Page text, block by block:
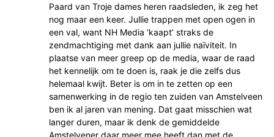
Paard van Troje dames heren raadsleden, ik zeg het
nog maar een keer. Jullie trappen met open ogen in
een val, want NH Media ‘kaapt’ straks de
zendmachtiging met dank aan jullie naïviteit. In
plaatse van meer greep op de media, waar de raad
het kennelijk om te doen is, raak je die zelfs dus
helemaal kwijt. Beter is om in te zetten op een
samenwerking in de regio ten zuiden van Amstelveen
ben ik al jaren van mening. Dat gaat misschien wat
langer duren, maar ik denk de gemiddelde